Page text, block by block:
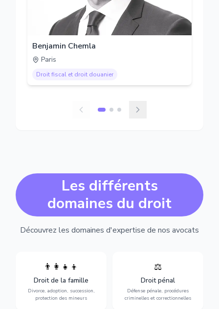
Benjamin Chemla
Paris
Droit fiscal et droit douanier
Les différents
domaines du droit
Découvrez les domaines d'expertise de nos avocats
👨‍👩‍👧‍👦
Droit de la famille
Divorce, adoption, succession,
protection des mineurs
Divorce, garde d'enfants,
adoption, succession et
protection des personnes
vulnérables.
⚖️
Droit pénal
Défense pénale, procédures
criminelles et correctionnelles
Expertise en matière pénale,
vue jusqu'au procès, pour
toute affaire correctionnelle
ou criminelle.